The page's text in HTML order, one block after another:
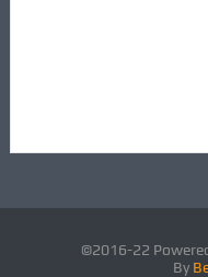
©2016-22
By